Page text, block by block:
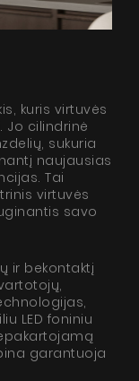
kuris virtuvės
Jo cilindrinė
sukuria
naujausias
Tai
virtuvės
savo
ir bekontaktį
LED foniniu
garantuoja